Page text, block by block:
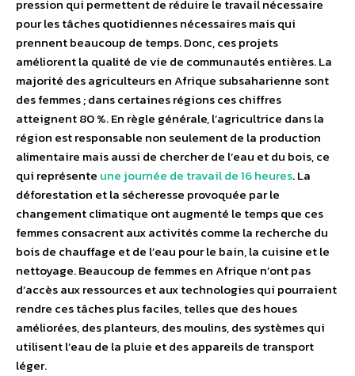
pression qui permettent de réduire le travail nécessaire
pour les tâches quotidiennes nécessaires mais qui
prennent beaucoup de temps. Donc, ces projets
améliorent la qualité de vie de communautés entières. La
majorité des agriculteurs en Afrique subsaharienne sont
des femmes ; dans certaines régions ces chiffres
atteignent 80 %. En règle générale, l’agricultrice dans la
région est responsable non seulement de la production
alimentaire mais aussi de chercher de l’eau et du bois, ce
qui représente une journée de travail de 16 heures. La
déforestation et la sécheresse provoquée par le
changement climatique ont augmenté le temps que ces
femmes consacrent aux activités comme la recherche du
bois de chauffage et de l’eau pour le bain, la cuisine et le
nettoyage. Beaucoup de femmes en Afrique n’ont pas
d’accès aux ressources et aux technologies qui pourraient
rendre ces tâches plus faciles, telles que des houes
améliorées, des planteurs, des moulins, des systèmes qui
utilisent l’eau de la pluie et des appareils de transport
léger.